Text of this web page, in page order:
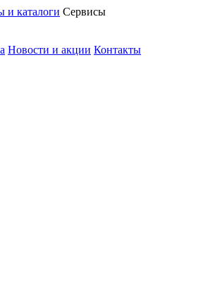
и каталоги Сервисы
Новости и акции Контакты